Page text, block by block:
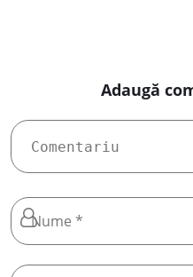
Adaugă